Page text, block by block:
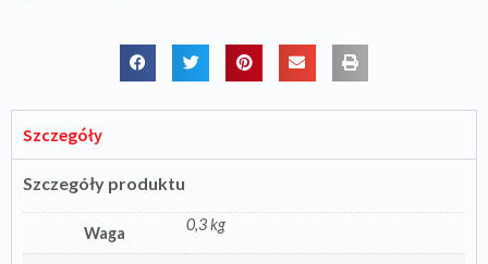
Szczegóły
Szczegóły produktu
Waga 0,3 kg